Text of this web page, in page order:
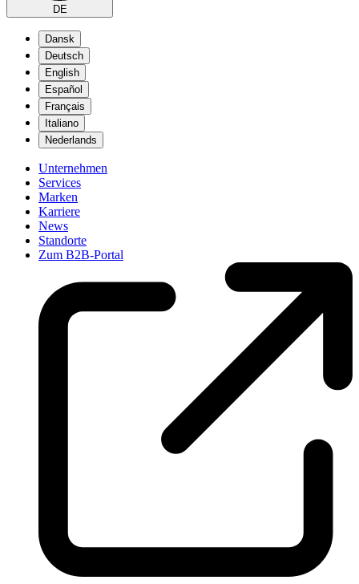
DE
Dansk
Deutsch
English
Español
Français
Italiano
Nederlands
Unternehmen
Services
Marken
Karriere
News
Standorte
Zum B2B-Portal